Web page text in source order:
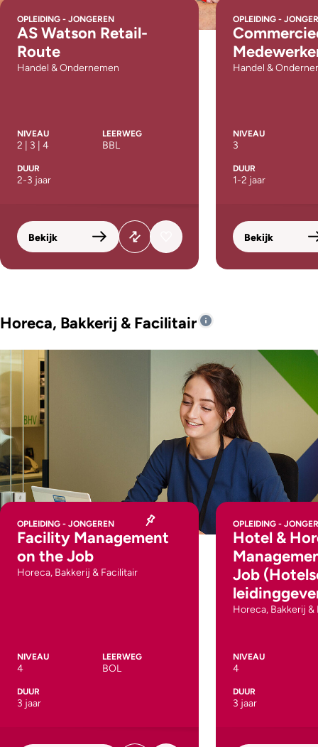
OPLEIDING - JONGEREN
AS Watson Retail-
Route
Handel & Ondernemen
NIVEAU
2 | 3 | 4
LEERWEG
BBL
DUUR
2-3 jaar
Bekijk
OPLEIDING -
Handel &
NIVEAU
3
DUUR
1-2 jaar
Bekijk
Horeca, Bakkerij & Facilitair
OPLEIDING - JONGEREN
Facility Management
on the Job
Horeca, Bakkerij & Facilitair
NIVEAU
4
LEERWEG
BOL
DUUR
3 jaar
OPLEIDING -
Hotel &
Job
Horeca, Bakkerij &
NIVEAU
4
DUUR
3 jaar